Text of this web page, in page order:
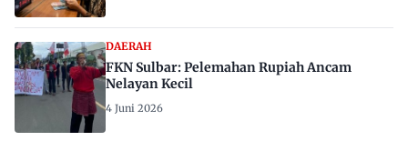
DAERAH
FKN Sulbar: Pelemahan Rupiah Ancam
Nelayan Kecil
4 Juni 2026